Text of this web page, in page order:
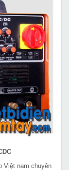
Việt nam chuyên